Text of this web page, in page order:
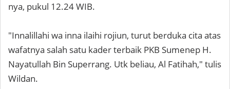
nya, pukul 12.24 WIB.
"Innalillahi wa inna ilaihi rojiun, turut berduka cita atas
wafatnya salah satu kader terbaik PKB Sumenep H.
Nayatullah Bin Superrang. Utk beliau, Al Fatihah," tulis
Wildan.